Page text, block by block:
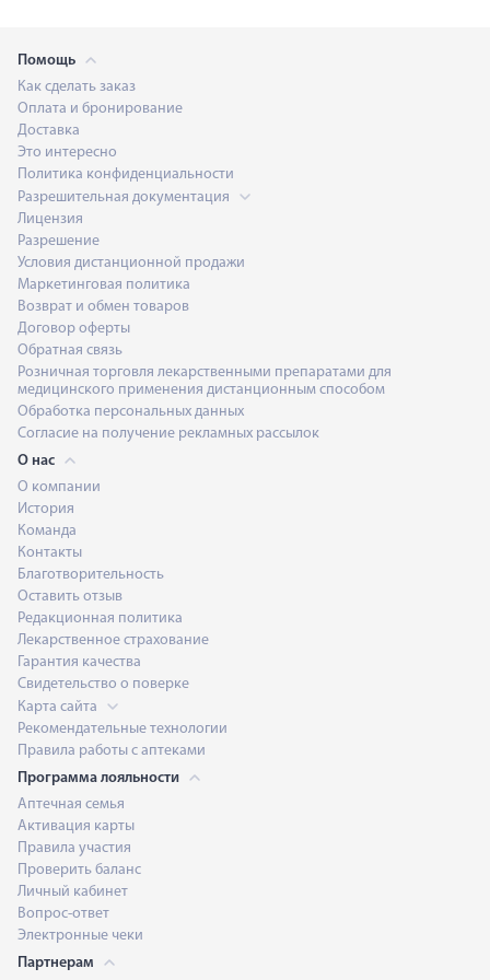
Помощь
Как сделать заказ
Оплата и бронирование
Доставка
Это интересно
Политика конфиденциальности
Разрешительная документация
Лицензия
Разрешение
Условия дистанционной продажи
Маркетинговая политика
Возврат и обмен товаров
Договор оферты
Обратная связь
Розничная торговля лекарственными препаратами для
медицинского применения дистанционным способом
Обработка персональных данных
Согласие на получение рекламных рассылок
О нас
О компании
История
Команда
Контакты
Благотворительность
Оставить отзыв
Редакционная политика
Лекарственное страхование
Гарантия качества
Свидетельство о поверке
Карта сайта
Рекомендательные технологии
Правила работы с аптеками
Программа лояльности
Аптечная семья
Активация карты
Правила участия
Проверить баланс
Личный кабинет
Вопрос-ответ
Электронные чеки
Партнерам